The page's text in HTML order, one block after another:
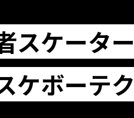
スケータ
ケボーテ